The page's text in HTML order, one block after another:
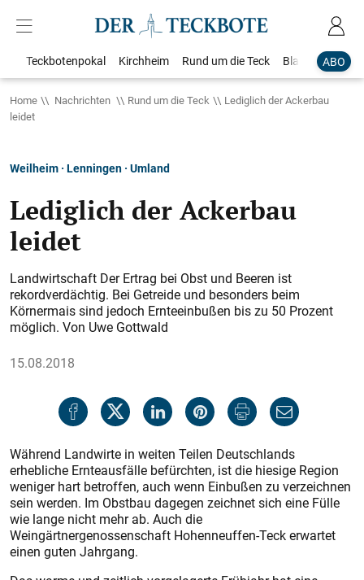
ABO
Teckbotenpokal Kirchheim Rund um die Teck Blaulicht
Home Nachrichten Rund um die Teck
Lediglich der Ackerbau
leidet
Weilheim · Lenningen · Umland
Lediglich der Ackerbau
leidet
Landwirtschaft Der Ertrag bei Obst und Beeren ist
rekordverdächtig. Bei Getreide und besonders beim
Körnermais sind jedoch Ernteeinbußen bis zu 50 Prozent
möglich. Von Uwe Gottwald
15.08.2018
Während Landwirte in weiten Teilen Deutschlands
erhebliche Ernteausfälle befürchten, ist die hiesige Region
weniger hart betroffen, auch wenn Einbußen zu verzeichnen
sein werden. Im Obstbau dagegen zeichnet sich eine Fülle
wie lange nicht mehr ab. Auch die
Weingärtnergenossenschaft Hohenneuffen-Teck erwartet
einen guten Jahrgang.